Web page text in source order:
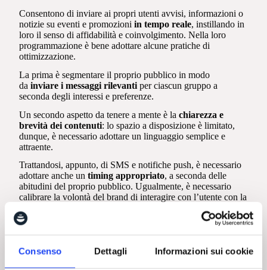
Consenso Dettagli Informazioni sui cookie
Consentono di inviare ai propri utenti avvisi, informazioni o
notizie su eventi e promozioniin tempo reale, instillando in
loro il senso di affidabilità e coinvolgimento. Nella loro
programmazione è bene adottare alcune pratiche di
ottimizzazione.
La prima è segmentare il proprio pubblico in modo
dainviare i messaggi rilevanti per ciascun gruppo a
seconda degli interessi e preferenze.
Un secondo aspetto da tenere a mente è lachiarezza e
brevità dei contenuti: lo spazio a disposizione è limitato,
dunque, è necessario adottare un linguaggio semplice e
attraente.
Trattandosi, appunto, di SMS e notifiche push, è necessario
adottare anche untiming appropriato, a seconda delle
abitudini del proprio pubblico. Ugualmente, è necessario
calibrare la volontà del brand di interagire con l’utente con la
6. Chatbot, l’intelligenza artificiale al servizio degli utenti
Ideati attraverso l’intelligenza artificiale, consentono di
offrire ai propri utenti un’assistenza continua.